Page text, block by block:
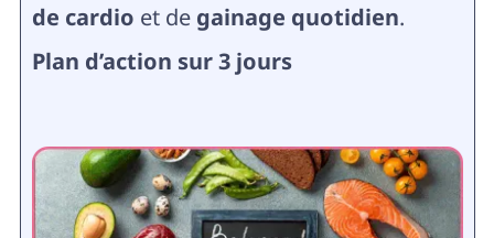
de cardio et de gainage quotidien.
Plan d’action sur 3 jours